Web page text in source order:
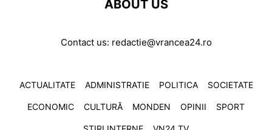
ABOUT US
Contact us: redactie@vrancea24.ro
ACTUALITATE ADMINISTRATIE POLITICA SOCIETATE
ECONOMIC CULTURĂ MONDEN OPINII SPORT